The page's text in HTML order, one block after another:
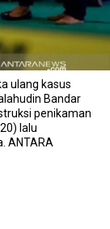
ulang kasus
Bandar
penikaman
lalu
ANTARA